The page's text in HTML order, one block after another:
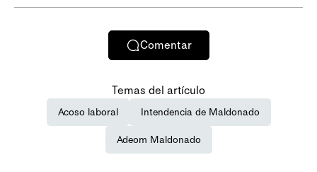
Comentar
Temas del artículo
Acoso laboral Intendencia de Maldonado
Adeom Maldonado